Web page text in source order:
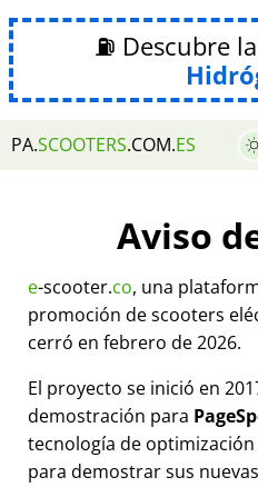
⛽ Descubre
PA.SCOOTERS.COM.ES
Aviso
e-scooter.co, una
promoción de scooters
cerró en febrero de 2026.
El proyecto se inició en
demostración para
tecnología de optimización
para demostrar sus